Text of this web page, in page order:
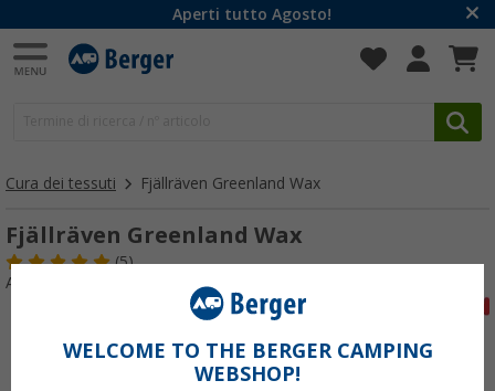
Aperti tutto Agosto!
Cura dei tessuti Fjällräven Greenland Wax
Fjällräven Greenland Wax
(5)
Articolo n: 316060
WELCOME TO THE BERGER CAMPING
WEBSHOP!